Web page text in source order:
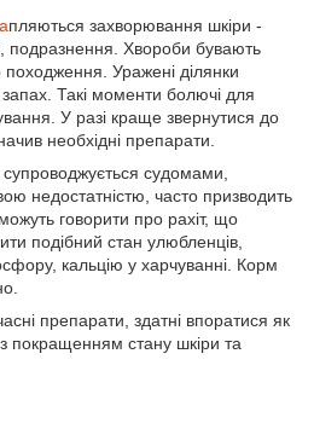
пляються захворювання шкіри -
подразнення. Хвороби бувають
походження. Уражені ділянки
Такі моменти болючі для
У разі краще звернутися до
необхідні препарати.
судомами,
недостатністю, часто призводить
говорити про рахіт, що
подібний стан улюбленців,
кальцію у харчуванні. Корм
препарати, здатні впоратися як
з покращенням стану шкіри та